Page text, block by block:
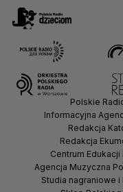
Polskie
Informacyjna
Redakcja
Redakcja
Centrum
Agencja Muzyczna
Studia nagraniowe